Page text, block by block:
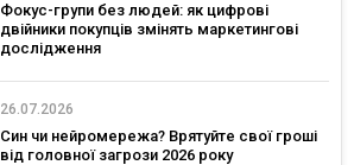
Фокус-групи без людей: як цифрові
двійники покупців змінять маркетингові
дослідження
26.07.2026
Син чи нейромережа? Врятуйте свої гроші
від головної загрози 2026 року